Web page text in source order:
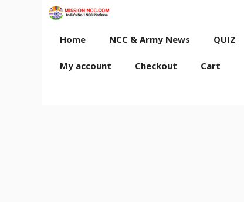
Home NCC & Army News QUIZ
My account Checkout Cart